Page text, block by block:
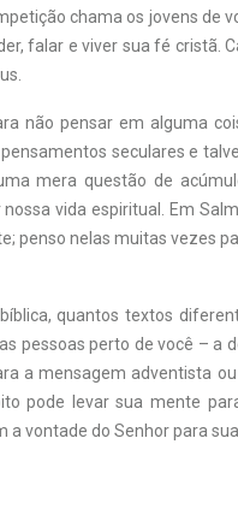
chama os jovens de
falar e viver sua fé cristã.
não pensar em alguma
seculares e
mera questão de
vida espiritual. Em
penso nelas muitas vezes
quantos textos
pessoas perto de você – a
a mensagem adventista
pode levar sua mente
a vontade do Senhor para sua